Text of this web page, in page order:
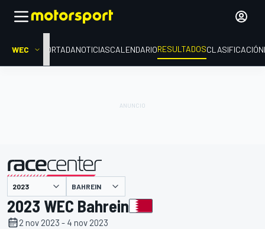
WEC PORTADANOTICIASCALENDARIORESULTADOSCLASIFICACIÓN
presentado por BAHREIN
2023 WEC Bahrein
2 nov 2023 - 4 nov 2023